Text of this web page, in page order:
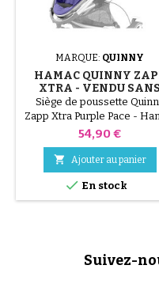
MARQUE: QUINNY
HAMAC QUINNY
XTRA - VENDU SANS
ADAPTATEURS
Siège de poussette
Zapp Xtra Purple Pace -
non inclinable. Couleur
inclus.
Prix
54,90 €
 Ajouter au panier
 En stock
Suivez-